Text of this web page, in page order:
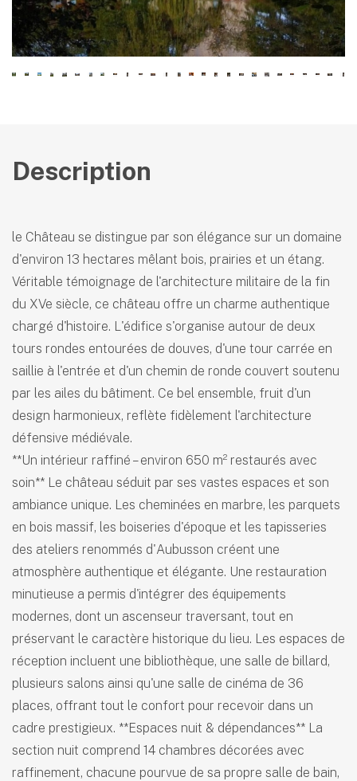
Description
le Château se distingue par son élégance sur un domaine
d'environ 13 hectares mêlant bois, prairies et un étang.
Véritable témoignage de l'architecture militaire de la fin
du XVe siècle, ce château offre un charme authentique
chargé d'histoire. L'édifice s'organise autour de deux
tours rondes entourées de douves, d'une tour carrée en
saillie à l'entrée et d'un chemin de ronde couvert soutenu
par les ailes du bâtiment. Ce bel ensemble, fruit d'un
design harmonieux, reflète fidèlement l'architecture
défensive médiévale.
**Un intérieur raffiné – environ 650 m² restaurés avec
soin** Le château séduit par ses vastes espaces et son
ambiance unique. Les cheminées en marbre, les parquets
en bois massif, les boiseries d'époque et les tapisseries
des ateliers renommés d'Aubusson créent une
atmosphère authentique et élégante. Une restauration
minutieuse a permis d'intégrer des équipements
modernes, dont un ascenseur traversant, tout en
préservant le caractère historique du lieu. Les espaces de
réception incluent une bibliothèque, une salle de billard,
plusieurs salons ainsi qu'une salle de cinéma de 36
places, offrant tout le confort pour recevoir dans un
cadre prestigieux. **Espaces nuit & dépendances** La
section nuit comprend 14 chambres décorées avec
raffinement, chacune pourvue de sa propre salle de bain,